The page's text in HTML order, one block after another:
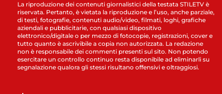
La riproduzione dei contenuti giornalistici della testata STILETV è
riservata. Pertanto, è vietata la riproduzione e l’uso, anche parziale,
di testi, fotografie, contenuti audio/video, filmati, loghi, grafiche
aziendali e pubblicitarie, con qualsiasi dispositivo
elettronico/digitale o per mezzo di fotocopie, registrazioni, cover e
tutto quanto è ascrivibile a copia non autorizzata. La redazione
non è responsabile dei commenti presenti sul sito. Non potendo
esercitare un controllo continuo resta disponibile ad eliminarli su
segnalazione qualora gli stessi risultano offensivi e oltraggiosi.